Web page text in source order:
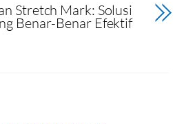
Stretch Mark: Solusi
Benar-Benar Efektif